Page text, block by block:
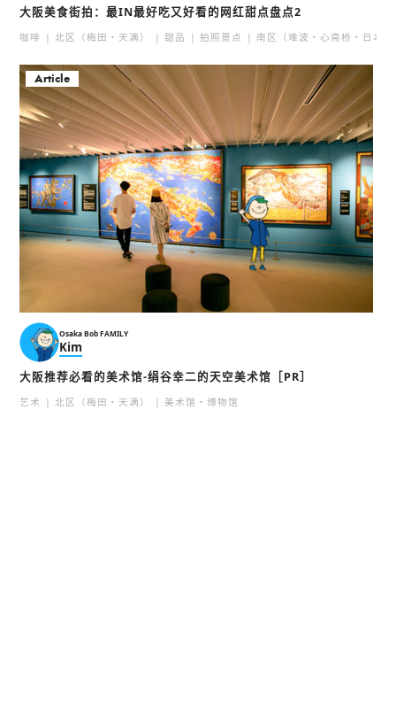
大阪美食街拍：最IN最好吃又好看的网红甜点盘点2
咖啡 北区（梅田・天满） 甜品 拍照景点 南区（难波・心斋桥・日本
Article
Osaka Bob FAMILY
Kim
大阪推荐必看的美术馆-绢谷幸二的天空美术馆［PR］
艺术 北区（梅田・天满） 美术馆・博物馆